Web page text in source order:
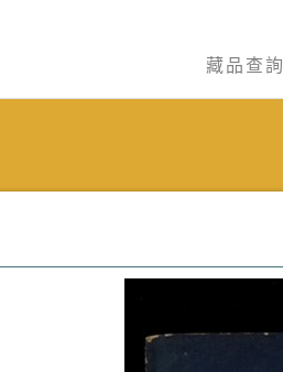
藏品查詢